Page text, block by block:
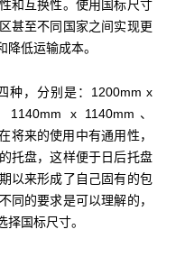
和互换性。使用国标尺寸
甚至不同国家之间实现更
低运输成本。
种，分别是：1200mm x
x 1140mm、
将来的使用中有通用性，
托盘，这样便于日后托盘
以来形成了自己固有的包
同的要求是可以理解的，
国标尺寸。